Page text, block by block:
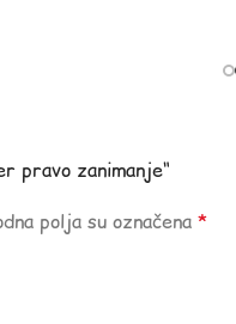
pravo zanimanje“
polja su označena *